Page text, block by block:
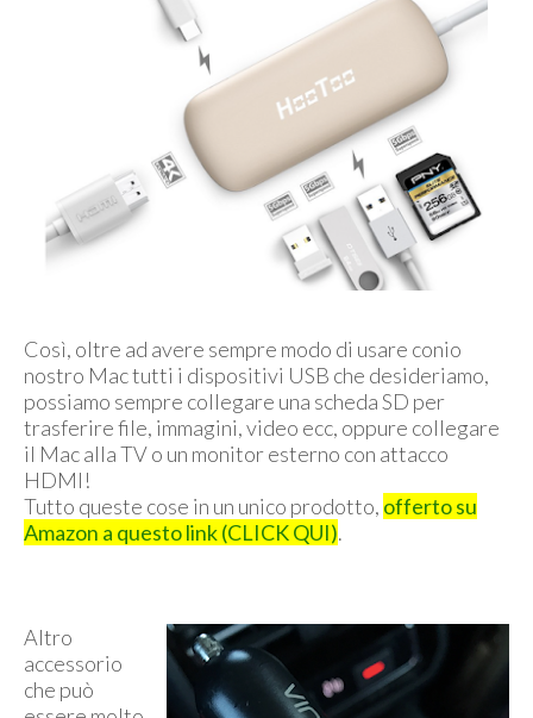
Così, oltre ad avere sempre modo di usare conio
nostro Mac tutti i dispositivi USB che desideriamo,
possiamo sempre collegare una scheda SD per
trasferire file, immagini, video ecc, oppure collegare
il Mac alla TV o un monitor esterno con attacco
HDMI!
Tutto queste cose in un unico prodotto, offerto su
Amazon a questo link (CLICK QUI).
Altro
accessorio
che può